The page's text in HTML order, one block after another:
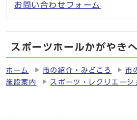
お問い合わせフォーム
スポーツホールかがやき
ホーム 市の紹介・みどころ
市
施設案内
スポーツ・レクリエーシ